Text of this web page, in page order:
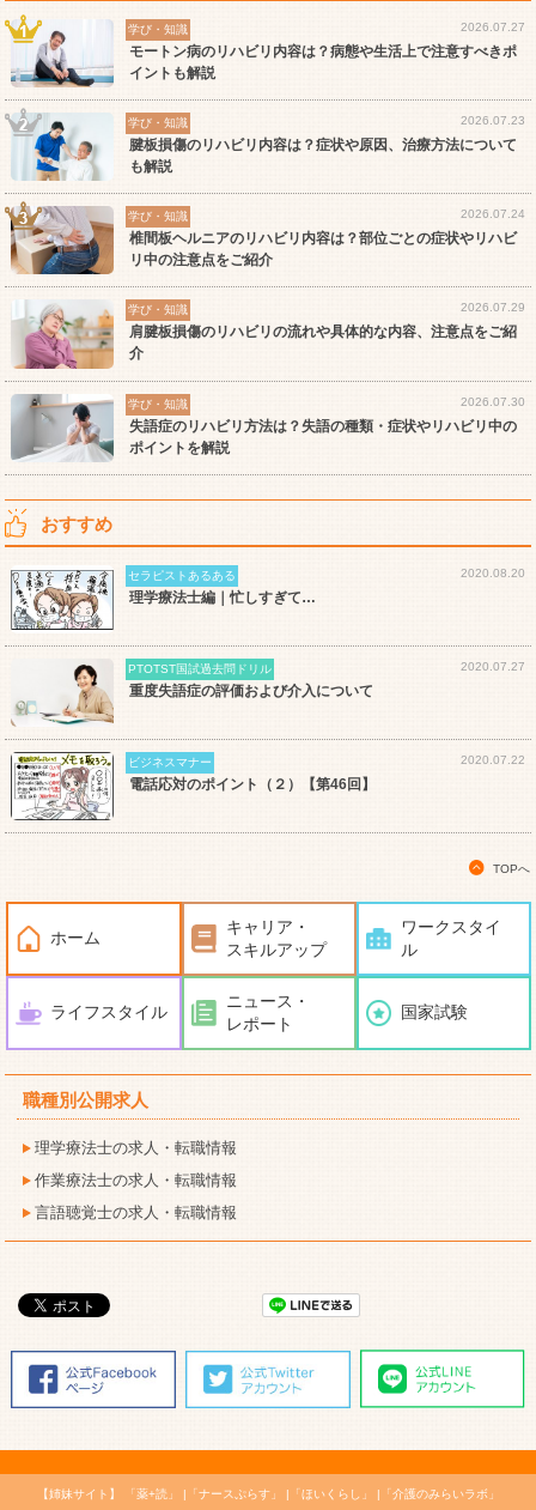
学び・知識 2026.07.27
モートン病のリハビリ内容は？病態や生活上で注意すべきポ
イントも解説
学び・知識 2026.07.23
腱板損傷のリハビリ内容は？症状や原因、治療方法について
も解説
学び・知識 2026.07.24
椎間板ヘルニアのリハビリ内容は？部位ごとの症状やリハビ
リ中の注意点をご紹介
学び・知識 2026.07.29
肩腱板損傷のリハビリの流れや具体的な内容、注意点をご紹
介
学び・知識 2026.07.30
失語症のリハビリ方法は？失語の種類・症状やリハビリ中の
ポイントを解説
おすすめ
セラピストあるある 2020.08.20
理学療法士編｜忙しすぎて…
PTOTST国試過去問ドリル 2020.07.27
重度失語症の評価および介入について
ビジネスマナー 2020.07.22
電話応対のポイント（２）【第46回】
TOPへ
ホーム
キャリア・
スキルアップ
ワークスタイ
ル
ライフスタイル
ニュース・
レポート
国家試験
職種別公開求人
理学療法士の求人・転職情報
作業療法士の求人・転職情報
言語聴覚士の求人・転職情報
【姉妹サイト】 「薬+読」 「ナースぷらす」 「ほいくらし」 「介護のみらいラボ」